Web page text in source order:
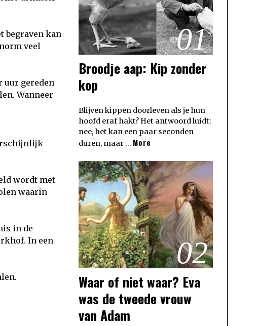
begraven kan
veel
uur gereden
Wanneer
wordt met
waarin
in de
In een
01
Broodje aap: Kip zonder
kop
Blijven kippen doorleven als je hun
hoofd eraf hakt? Het antwoord luidt:
nee, het kan een paar seconden
duren, maar … More
02
Waar of niet waar? Eva
was de tweede vrouw
van Adam